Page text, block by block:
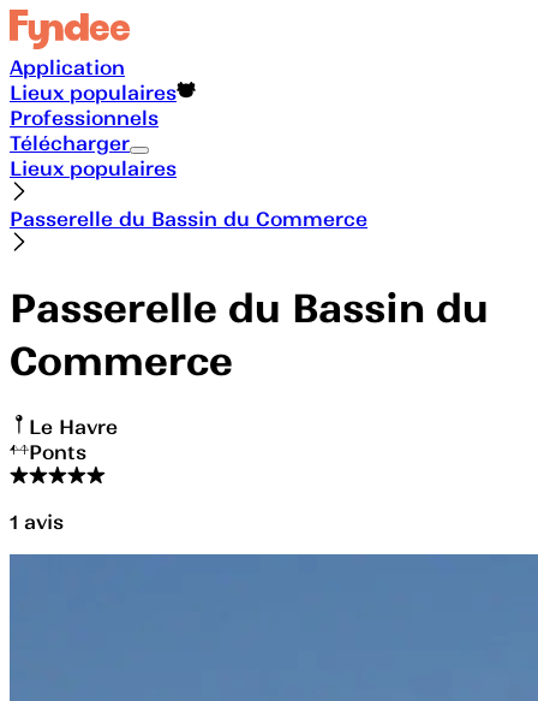
Application
Lieux populaires
Professionnels
Télécharger
Lieux populaires
Passerelle du Bassin du Commerce
Passerelle du Bassin du
Commerce
Le Havre
Ponts
1 avis